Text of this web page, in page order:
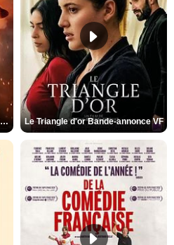
L'Odyssée Bande-annonce VO STFR Le Triangle d'or Bande-annonce VF